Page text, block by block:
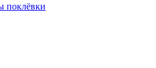
поклёвки